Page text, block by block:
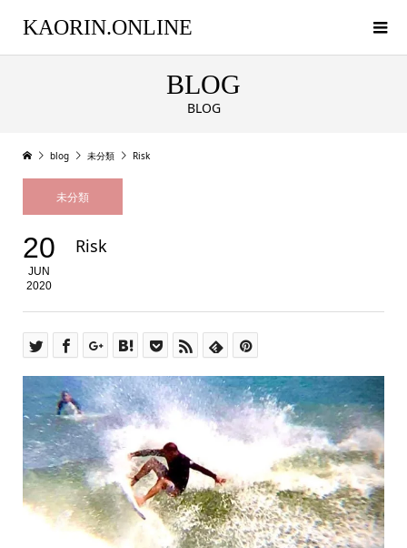
KAORIN.ONLINE
BLOG
BLOG
blog 未分類 Risk
未分類
20
JUN
2020
Risk